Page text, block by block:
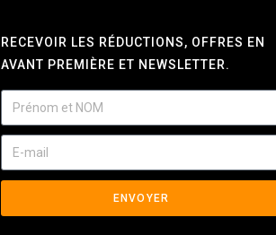
RECEVOIR LES RÉDUCTIONS, OFFRES EN
AVANT PREMIÈRE ET NEWSLETTER.
ENVOYER